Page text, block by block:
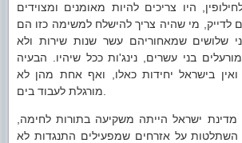
היו צריכים להיות מאומנים ומצוידים
לדייק, מי שהיה צריך להישלח למשימה כזו הם
שלושים שמאחוריהם עשר שנות שירות ולא
בני עשרים, נינג'ות ככל שיהיו. הבעיה
בישראל יחידות כאלו, ואף אחת מהן לא
מדינת ישראל הייתה משקיעה בתורות לחימה,
השתלטות על אזרחים שמפעילים התנגדות לא